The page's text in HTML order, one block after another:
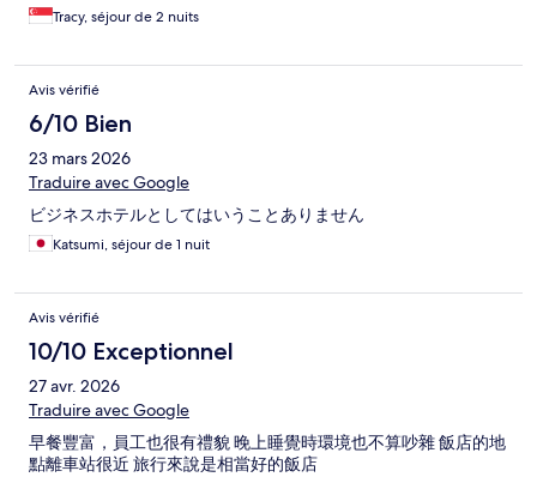
Tracy, séjour de 2 nuits
Avis vérifié
6/10 Bien
23 mars 2026
Traduire avec Google
ビジネスホテルとしてはいうことありません
Katsumi, séjour de 1 nuit
Avis vérifié
10/10 Exceptionnel
27 avr. 2026
Traduire avec Google
早餐豐富，員工也很有禮貌 晚上睡覺時環境也不算吵雜 飯店的地
點離車站很近 旅行來說是相當好的飯店